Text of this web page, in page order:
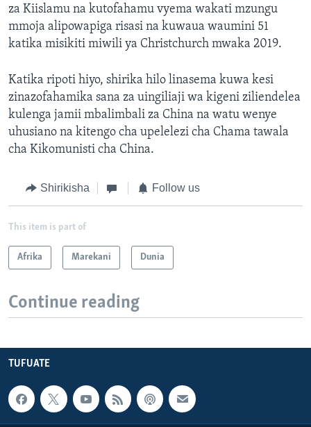
za Kiislamu na kutofahamu vyema wakati mzungu
mmoja alipowapiga risasi na kuwaua waumini 51
katika misikiti miwili ya Christchurch mwaka 2019.
Katika ripoti hiyo, shirika hilo linasema kuwa kesi
zinazofahamika sana za uingiliaji wa kigeni ziliendelea
kulenga jamii mbalimbali za China na watu wenye
uhusiano na kitengo cha upelelezi cha Chama tawala
cha Kikomunisti cha China.
Shirikisha Follow us
This item is part of
Afrika Marekani Dunia
Continue reading
TUFUATE